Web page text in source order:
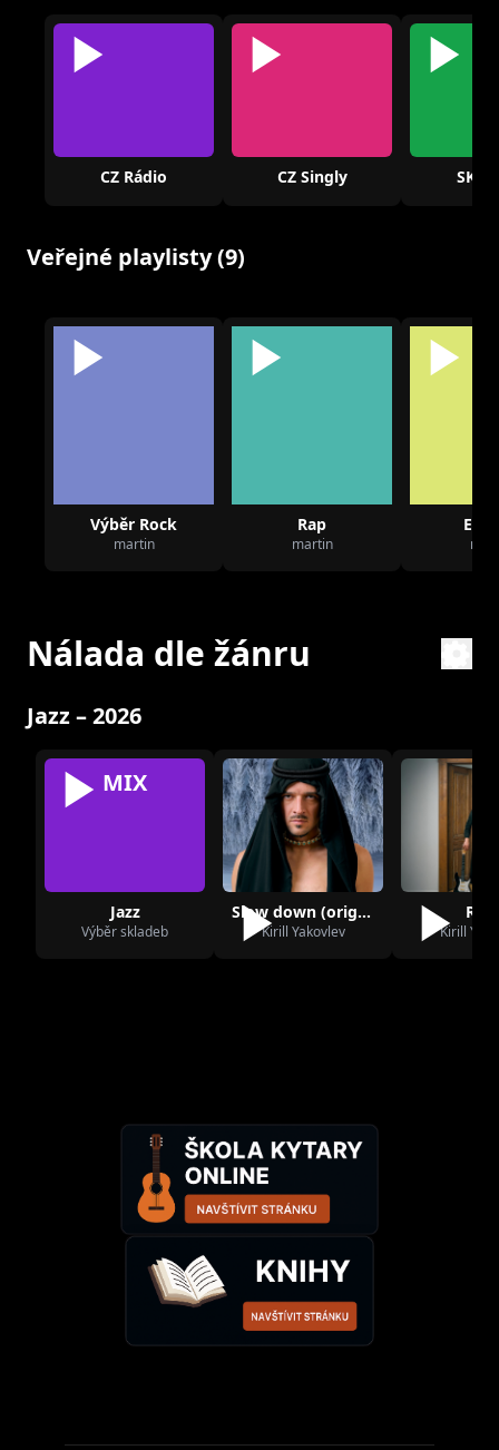
CZ Rádio CZ Singly SK
Veřejné playlisty (9)
Výběr Rock
martin
Rap
martin
Nálada dle žánru
Jazz – 2026
MIX
Jazz
Výběr skladeb
Slow down (original soundtrack stranger)
Kirill Yakovlev
Ravi
Kirill